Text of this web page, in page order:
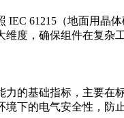
IEC 61215（地面用晶
维度，确保组件在复杂
力的基础指标，主要
境下的电气安全性，